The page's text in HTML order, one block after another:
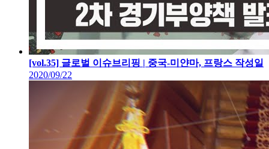
[vol.35] 글로벌 이슈브리핑 | 중국-미얀마, 프랑스 작성일
2020/09/22